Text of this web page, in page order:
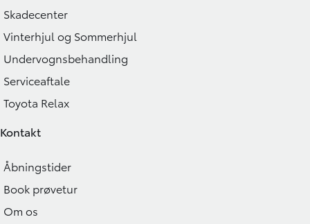
Skadecenter
Vinterhjul og Sommerhjul
Undervognsbehandling
Serviceaftale
Toyota Relax
Kontakt
Åbningstider
Book prøvetur
Om os